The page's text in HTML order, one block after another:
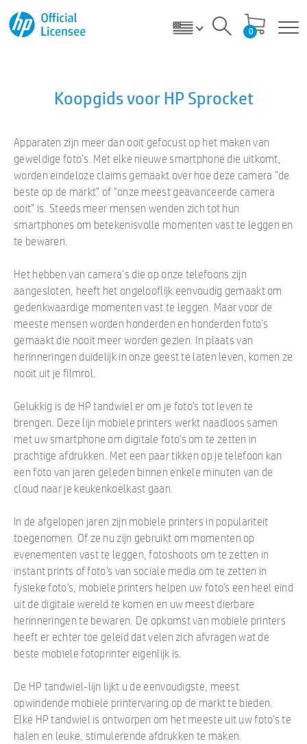
0
Koopgids voor HP Sprocket
Apparaten zijn meer dan ooit gefocust op het maken van
geweldige foto's. Met elke nieuwe smartphone die uitkomt,
worden eindeloze claims gemaakt over hoe deze camera "de
beste op de markt" of "onze meest geavanceerde camera
ooit" is. Steeds meer mensen wenden zich tot hun
smartphones om betekenisvolle momenten vast te leggen en
te bewaren.
Het hebben van camera's die op onze telefoons zijn
aangesloten, heeft het ongelooflijk eenvoudig gemaakt om
gedenkwaardige momenten vast te leggen. Maar voor de
meeste mensen worden honderden en honderden foto's
gemaakt die nooit meer worden gezien. In plaats van
herinneringen duidelijk in onze geest te laten leven, komen ze
nooit uit je filmrol.
Gelukkig is de HP tandwiel er om je foto's tot leven te
brengen. Deze lijn mobiele printers werkt naadloos samen
met uw smartphone om digitale foto's om te zetten in
prachtige afdrukken. Met een paar tikken op je telefoon kan
een foto van jaren geleden binnen enkele minuten van de
cloud naar je keukenkoelkast gaan.
In de afgelopen jaren zijn mobiele printers in populariteit
toegenomen. Of ze nu zijn gebruikt om momenten op
evenementen vast te leggen, fotoshoots om te zetten in
instant prints of foto's van sociale media om te zetten in
fysieke foto's, mobiele printers helpen uw foto's een heel eind
uit de digitale wereld te komen en uw meest dierbare
herinneringen te bewaren. De opkomst van mobiele printers
heeft er echter toe geleid dat velen zich afvragen wat de
beste mobiele fotoprinter eigenlijk is.
De HP tandwiel-lijn lijkt u de eenvoudigste, meest
opwindende mobiele printervaring op de markt te bieden.
Elke HP tandwiel is ontworpen om het meeste uit uw foto's te
halen en leuke, stimulerende afdrukken te maken.